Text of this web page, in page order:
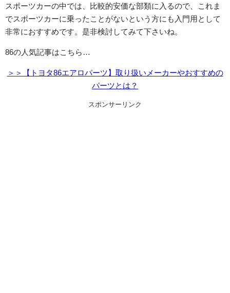
スポーツカーの中では、比較的安価な部類に入るので、これま
でスポーツカーに乗ったことがないという方にも入門用として
非常におすすめです。是非検討してみて下さいね。
86の人気記事はこちら…
＞＞【トヨタ86エアロパーツ】取り扱いメーカーやおすすめの
パーツとは？
スポンサーリンク